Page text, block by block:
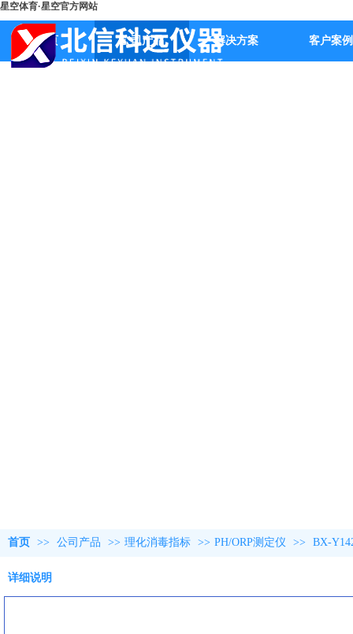
星空体育·星空官方网站
首页 公司产品 解决方案 客户案例
首页 >> 公司产品 >> 理化消毒指标 >> PH/ORP测定仪 >> BX-
详细说明